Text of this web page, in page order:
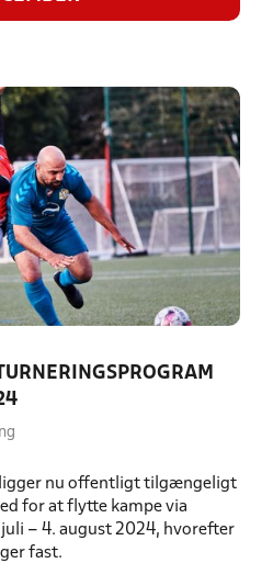
ligger nu offentligt tilgængeligt
for at flytte kampe via
juli – 4. august 2024, hvorefter
fast.